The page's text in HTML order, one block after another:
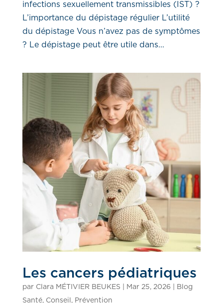
infections sexuellement transmissibles (IST) ?
L’importance du dépistage régulier L’utilité
du dépistage Vous n’avez pas de symptômes
? Le dépistage peut être utile dans...
Les cancers pédiatriques
par Clara MÉTIVIER BEUKES Mar 25, 2026
Blog
Santé, Conseil , Prévention